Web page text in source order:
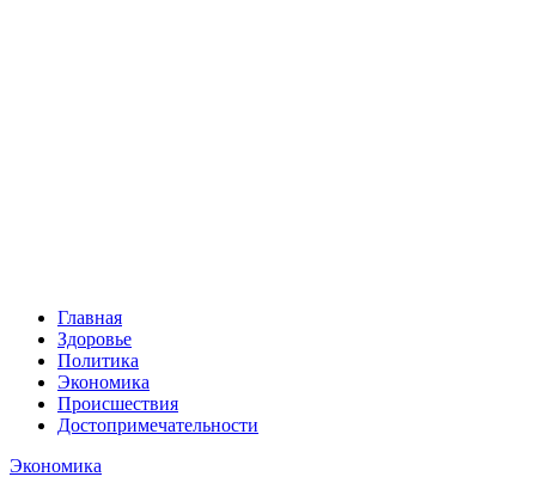
Главная
Здоровье
Политика
Экономика
Происшествия
Достопримечательности
Экономика